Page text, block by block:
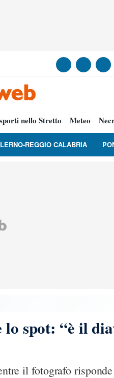
nello Stretto Meteo
REGGIO CALABRIA
spot: “è il
il fotografo